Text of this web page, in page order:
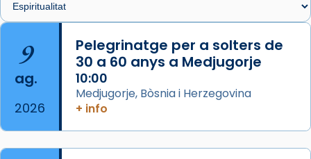
🔗
📸 J. Merino
Photo
View on Facebook ·
de Barcelona.
9
ag.
2026
Pelegrinatge per a solters de
30 a 60 anys a Medjugorje
10:00
Medjugorje, Bòsnia i Herzegovina
+ info